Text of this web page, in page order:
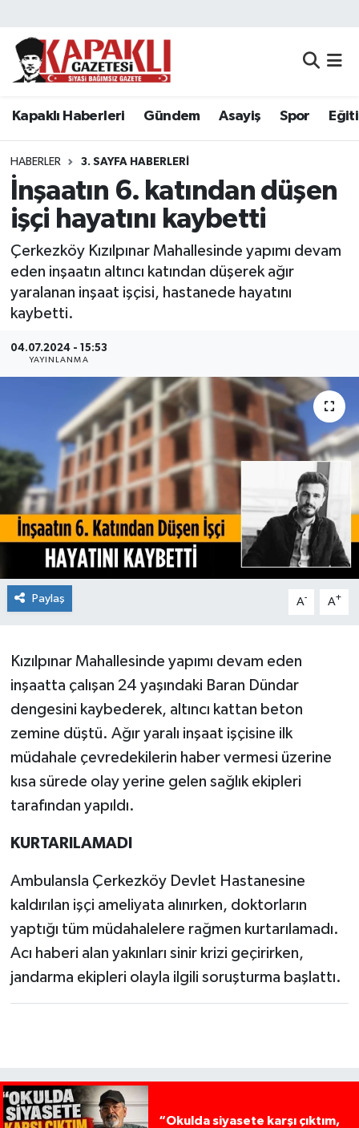
Kapaklı Haberleri Gündem Asayiş Spor
HABERLER 3. SAYFA HABERLERI
İnşaatın 6. katından düşen
işçi hayatını kaybetti
Çerkezköy Kızılpınar Mahallesinde yapımı devam
eden inşaatın altıncı katından düşerek ağır
yaralanan inşaat işçisi, hastanede hayatını
kaybetti.
04.07.2024 - 15:53
YAYINLANMA
Paylaş A- A+
Kızılpınar Mahallesinde yapımı devam eden
inşaatta çalışan 24 yaşındaki Baran Dündar
dengesini kaybederek, altıncı kattan beton
zemine düştü. Ağır yaralı inşaat işçisine ilk
müdahale çevredekilerin haber vermesi üzerine
kısa sürede olay yerine gelen sağlık ekipleri
tarafından yapıldı.
KURTARILAMADI
Ambulansla Çerkezköy Devlet Hastanesine
kaldırılan işçi ameliyata alınırken, doktorların
yaptığı tüm müdahalelere rağmen kurtarılamadı.
Acı haberi alan yakınları sinir krizi geçirirken,
jandarma ekipleri olayla ilgili soruşturma başlattı.
“Okulda siyasete karşı çıktım,
Kapaklı Haberleri
Asayiş
Spor
Eğitim
Siyaset
Resmi Reklamlar
Tekirdağ
Sağlık
Teknoloji
Yaşam
Tekirdağ Nöbetçi Eczaneler
Tekirdağ Namaz Vakitleri
Tekirdağ Trafik Yoğunluk Haritası
Süper Lig Puan Durumu ve Fikstür
Tüm Manşetler
Son Dakika Haberleri
Haber Arşivi